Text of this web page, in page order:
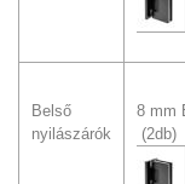
Belső
nyilászárók
8 mm
(2db)